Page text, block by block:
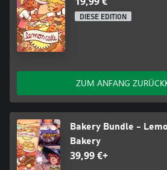
DIESE EDITION
ZUM ANFANG
Bakery Bundle -
Bakery
39,99 €+